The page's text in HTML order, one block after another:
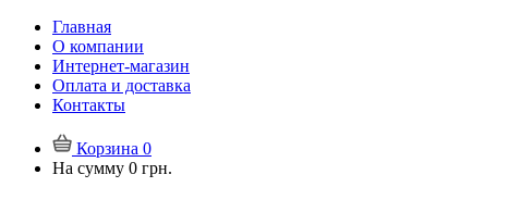
Главная
О компании
Интернет-магазин
Оплата и доставка
Контакты
Корзина 0
На сумму 0 грн.